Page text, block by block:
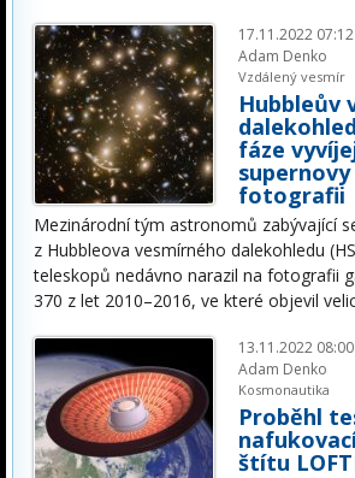
17.11.2022 07:12
Adam Denko
Vzdálený vesmír
Hubbleův
fáze
fotografii
Mezinárodní tým astronomů zabývající
z Hubbleova vesmírného dalekohledu
teleskopů nedávno narazil na fotografii
370 z let 2010–2016, ve které objevil
13.11.2022 08:00
Adam Denko
Kosmonautika
Proběhl
štítu